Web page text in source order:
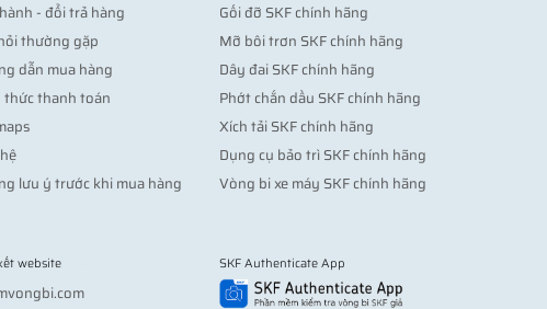
- đổi trả hàng
thường gặp
dẫn mua hàng
thức thanh toán
lưu ý trước khi mua hàng
website
Gối đỡ SKF chính hãng
Mỡ bôi trơn SKF chính hãng
Dây đai SKF chính hãng
Phớt chắn dầu SKF chính hãng
Xích tải SKF chính hãng
Dụng cụ bảo trì SKF chính hãng
Vòng bi xe máy SKF chính hãng
SKF Authenticate App